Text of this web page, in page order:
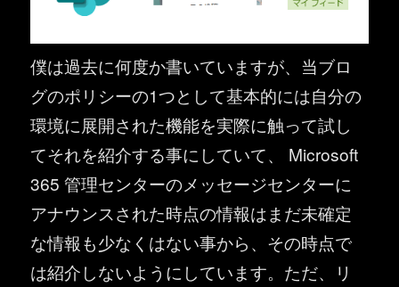
僕は過去に何度か書いていますが、当ブロ
グのポリシーの1つとして基本的には自分の
環境に展開された機能を実際に触って試し
てそれを紹介する事にしていて、 Microsoft
365 管理センターのメッセージセンターに
アナウンスされた時点の情報はまだ未確定
な情報も少なくはない事から、その時点で
は紹介しないようにしています。ただ、リ